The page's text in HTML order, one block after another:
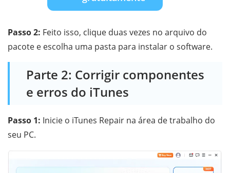
Passo 2: Feito isso, clique duas vezes no arquivo do
pacote e escolha uma pasta para instalar o software.
Parte 2: Corrigir componentes
e erros do iTunes
Passo 1: Inicie o iTunes Repair na área de trabalho do
seu PC.